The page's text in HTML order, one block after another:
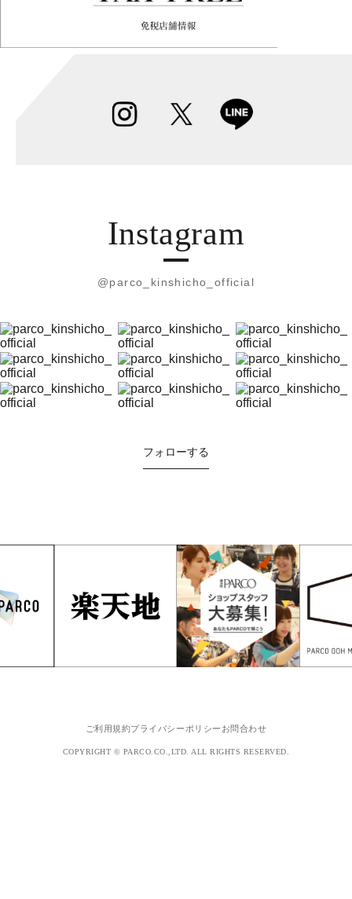
Instagram
@parco_kinshicho_official
フォローする
ご利用規約プライバシーポリシー お問合わせ
COPYRIGHT © PARCO.CO.,LTD. ALL RIGHTS RESERVED.